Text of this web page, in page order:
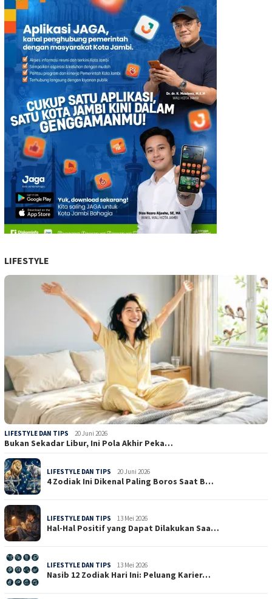
LIFESTYLE
LIFESTYLE DAN TIPS 20 Juni 2026
Bukan Sekadar Libur, Ini Pola Akhir Peka…
LIFESTYLE DAN TIPS 20 Juni 2026
4 Zodiak Ini Dikenal Paling Boros Saat B…
LIFESTYLE DAN TIPS 13 Mei 2026
Hal-Hal Positif yang Dapat Dilakukan Saa…
LIFESTYLE DAN TIPS 13 Mei 2026
Nasib 12 Zodiak Hari Ini: Peluang Karier…